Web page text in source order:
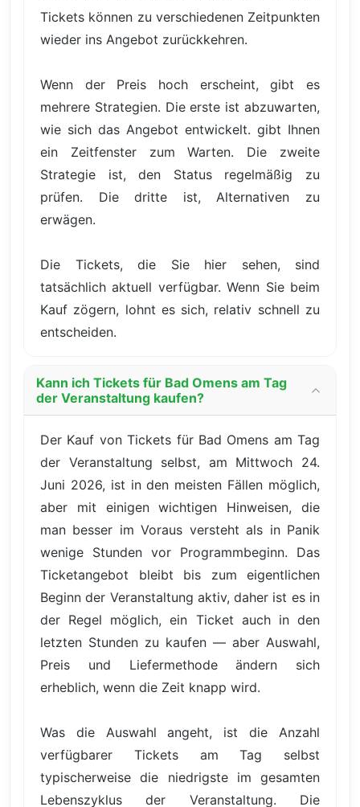
Tickets können zu verschiedenen Zeitpunkten
wieder ins Angebot zurückkehren.
Wenn der Preis hoch erscheint, gibt es
mehrere Strategien. Die erste ist abzuwarten,
wie sich das Angebot entwickelt. gibt Ihnen
ein Zeitfenster zum Warten. Die zweite
Strategie ist, den Status regelmäßig zu
prüfen. Die dritte ist, Alternativen zu
erwägen.
Die Tickets, die Sie hier sehen, sind
tatsächlich aktuell verfügbar. Wenn Sie beim
Kauf zögern, lohnt es sich, relativ schnell zu
entscheiden.
Kann ich Tickets für Bad Omens am Tag
der Veranstaltung kaufen?
Der Kauf von Tickets für Bad Omens am Tag
der Veranstaltung selbst, am Mittwoch 24.
Juni 2026, ist in den meisten Fällen möglich,
aber mit einigen wichtigen Hinweisen, die
man besser im Voraus versteht als in Panik
wenige Stunden vor Programmbeginn. Das
Ticketangebot bleibt bis zum eigentlichen
Beginn der Veranstaltung aktiv, daher ist es in
der Regel möglich, ein Ticket auch in den
letzten Stunden zu kaufen — aber Auswahl,
Preis und Liefermethode ändern sich
erheblich, wenn die Zeit knapp wird.
Was die Auswahl angeht, ist die Anzahl
verfügbarer Tickets am Tag selbst
typischerweise die niedrigste im gesamten
Lebenszyklus der Veranstaltung. Die